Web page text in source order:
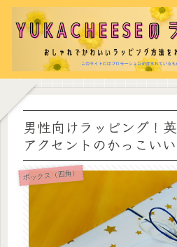
男性向けラッピング！
アクセントのかっこい
ボックス（四角）